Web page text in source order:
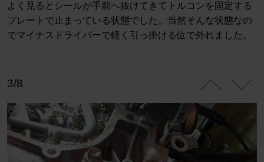
よく見るとシールが手前へ抜けてきてトルコンを固定する
プレートで止まっている状態でした。当然そんな状態なの
でマイナスドライバーで軽く引っ掛ける位で外れました。
3/8